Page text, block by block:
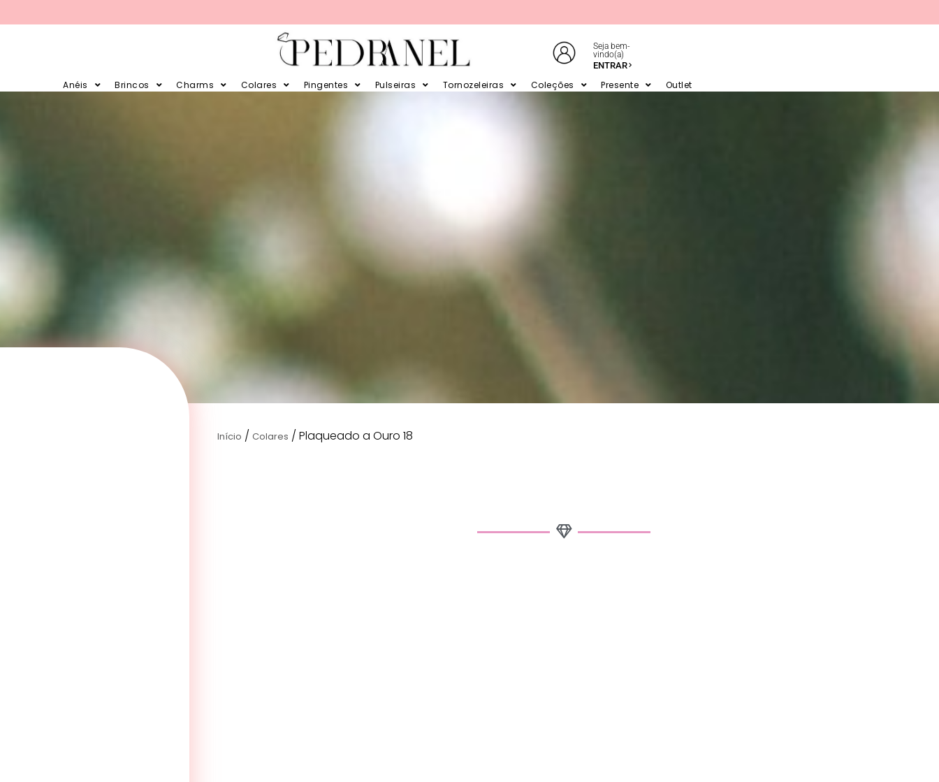
PARCELE SUAS COMPRAS EM 12X E EM ATÉ 6X SEM JUROS NO CARTÃO
Seja bem-
vindo(a)
ENTRAR
Anéis Brincos Charms Colares Pingentes Pulseiras Tornozeleiras Coleções Presente Outlet
Início / Colares / Plaqueado a Ouro 18